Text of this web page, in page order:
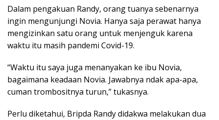
Dalam pengakuan Randy, orang tuanya sebenarnya
ingin mengunjungi Novia. Hanya saja perawat hanya
mengizinkan satu orang untuk menjenguk karena
waktu itu masih pandemi Covid-19.
“Waktu itu saya juga menanyakan ke ibu Novia,
bagaimana keadaan Novia. Jawabnya ndak apa-apa,
cuman trombositnya turun,” tukasnya.
Perlu diketahui, Bripda Randy didakwa melakukan dua